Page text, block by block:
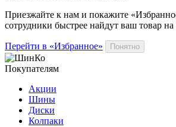
Приезжайте к нам и покажите
сотрудники быстрее найдут ваш товар на
Перейти в «Избранное» Понятно
Покупателям
Акции
Шины
Диски
Колпаки